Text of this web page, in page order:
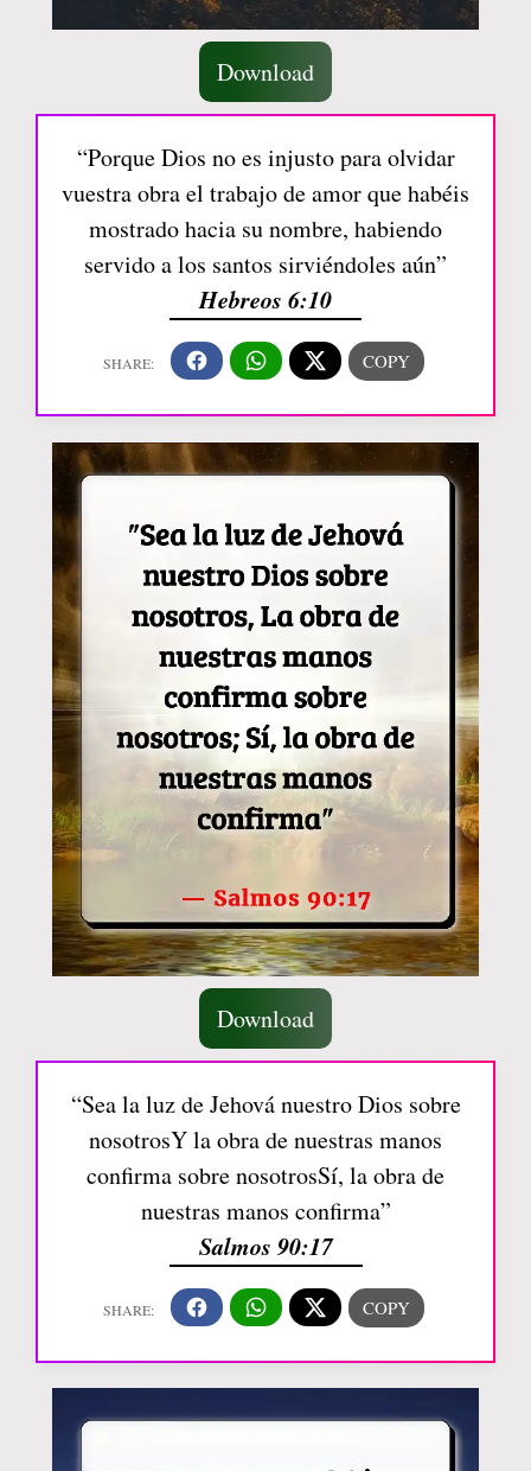
Download
“Porque Dios no es injusto para olvidar
vuestra obra el trabajo de amor que habéis
mostrado hacia su nombre, habiendo
servido a los santos sirviéndoles aún”
Hebreos 6:10
Download
“Sea la luz de Jehová nuestro Dios sobre
nosotrosY la obra de nuestras manos
confirma sobre nosotrosSí, la obra de
nuestras manos confirma”
Salmos 90:17